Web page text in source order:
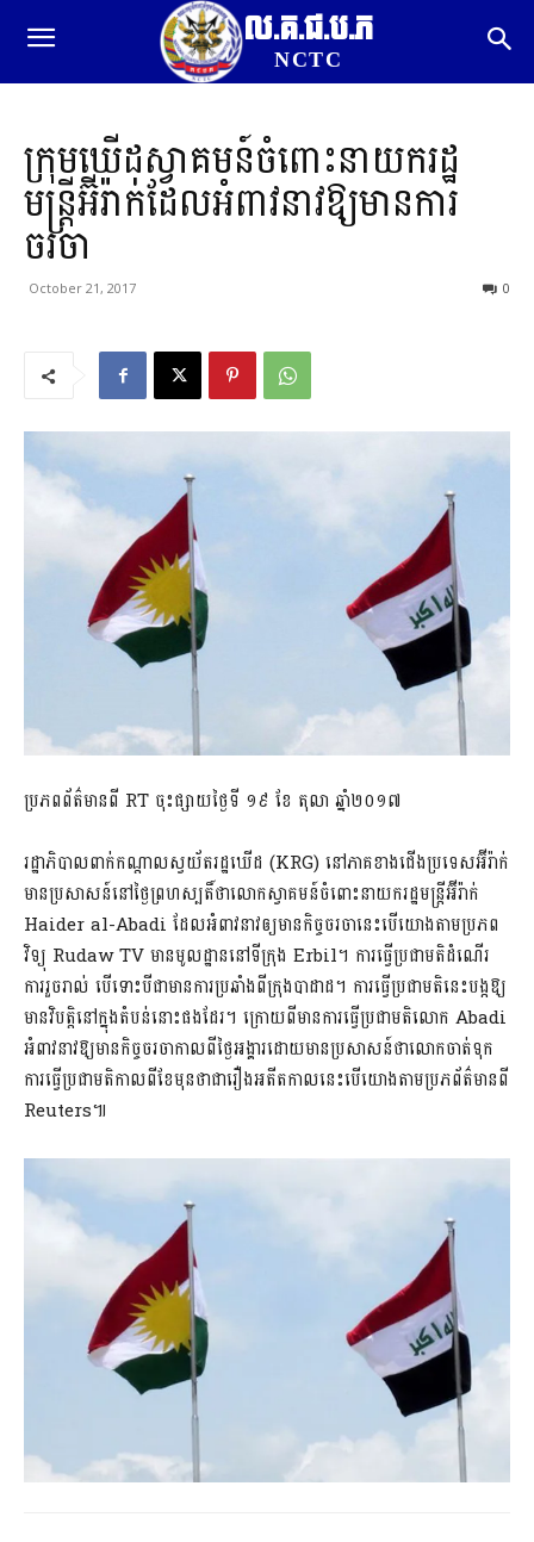
ល.គ.ជ.ប.ភ
NCTC
ក្រុមឃើដស្វាគមន៍ចំពោះនាយករដ្ឋ
មន្ត្រីអ៊ីរ៉ាក់ដែលអំពាវនាវឱ្យមានការ
ចរចា
October 21, 2017 0
ប្រភពព័ត៌មានពី RT ចុះផ្សាយថ្ងៃទី ១៩ ខែ តុលា ឆ្នាំ២០១៧
រដ្ឋាភិបាលពាក់កណ្តាលស្វយ័តរដ្ឋឃើដ (KRG) នៅភាគខាងជើងប្រទេសអ៊ីរ៉ាក់
មានប្រសាសន៍នៅថ្ងៃព្រហស្បតិ៍ថាលោកស្វាគមន៍ចំពោះនាយករដ្ឋមន្ត្រីអ៊ីរ៉ាក់
Haider al-Abadi ដែលអំពាវនាវឲ្យមានកិច្ចចរចានេះបើយោងតាមប្រភព
វិទ្យុ Rudaw TV មានមូលដ្ឋាននៅទីក្រុង Erbil។ ការធ្វើប្រជាមតិដំណើរ
ការរួចរាល់ បើទោះបីជាមានការប្រឆាំងពីក្រុងបាដាដ។ ការធ្វើប្រជាមតិនេះបង្កឱ្យ
មានវិបត្តិនៅក្នុងតំបន់នោះផងដែរ។ ក្រោយពីមានការធ្វើប្រជាមតិលោក Abadi
អំពាវនាវឱ្យមានកិច្ចចរចាកាលពីថ្ងៃអង្គារដោយមានប្រសាសន៍ថាលោកចាត់ទុក
ការធ្វើប្រជាមតិកាលពីខែមុនថាជារឿងអតីតកាលនេះបើយោងតាមប្រភព័ត៌មានពី
Reuters៕